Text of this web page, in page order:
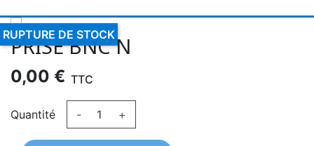
RUPTURE DE STOCK
PRISE BNC N
0,00 € TTC
Quantité - +